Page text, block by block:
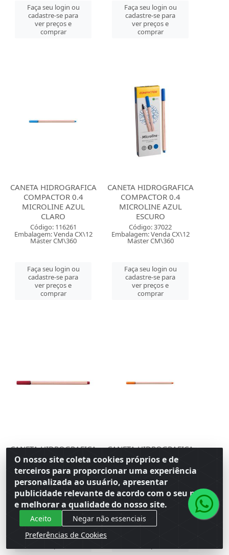
Faça seu login ou
cadastre-se para
ver preços e
comprar
Faça seu login ou
cadastre-se para
ver preços e
comprar
CANETA HIDROGRAFICA
COMPACTOR 0.4
MICROLINE AZUL
CLARO
Código: 116261
Embalagem: Venda CX\12
Master CM\360
Faça seu login ou
cadastre-se para
ver preços e
comprar
CANETA HIDROGRAFICA
COMPACTOR 0.4
MICROLINE AZUL
ESCURO
Código: 37022
Embalagem: Venda CX\12
Master CM\360
Faça seu login ou
cadastre-se para
ver preços e
comprar
CANETA HIDROGRAFICA
COMPACTOR 0.4
MICROLINE CARMIM
Código: 159081
Embalagem: Venda CX\12
Master CM\360
Faça seu login ou
cadastre-se para
ver preços e
CANETA HIDROGRAFICA
COMPACTOR 0.4
MICROLINE LARANJA
Código: 116260
Embalagem: Venda CX\12
Master CM\960
Faça seu login ou
cadastre-se para
O nosso site coleta cookies próprios e de
terceiros para proporcionar uma experiência
personalizada ao usuário, apresentar
publicidade relevante de acordo com o seu perfil
e melhorar a qualidade do nosso site.
Aceito
Negar não essenciais
Preferências de Cookies